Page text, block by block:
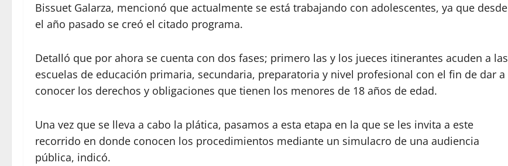
Bissuet Galarza, mencionó que actualmente se está trabajando con adolescentes, ya que desde
el año pasado se creó el citado programa.
Detalló que por ahora se cuenta con dos fases; primero las y los jueces itinerantes acuden a las
escuelas de educación primaria, secundaria, preparatoria y nivel profesional con el fin de dar a
conocer los derechos y obligaciones que tienen los menores de 18 años de edad.
Una vez que se lleva a cabo la plática, pasamos a esta etapa en la que se les invita a este
recorrido en donde conocen los procedimientos mediante un simulacro de una audiencia
pública, indicó.